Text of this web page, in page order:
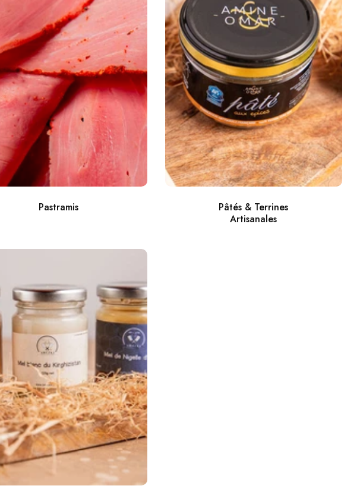
Pastramis
Pâtés & Terrines
Artisanales
pour votre
commande
Arezki et recevez immédiatement votre
avantage.
MES 10%
de 60€. Hors Black Angus, Cecina et
Jambon d’Agneau